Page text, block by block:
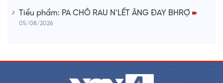
Tiểu phẩm: PA CHÔ RAU N’LẾT ÂNG ĐAY BHRỢ
05/08/2026